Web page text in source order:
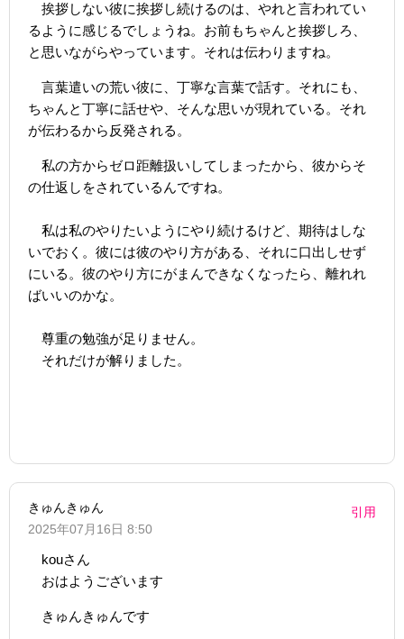
挨拶しない彼に挨拶し続けるのは、やれと言われてい
るように感じるでしょうね。お前もちゃんと挨拶しろ、
と思いながらやっています。それは伝わりますね。
言葉遣いの荒い彼に、丁寧な言葉で話す。それにも、
ちゃんと丁寧に話せや、そんな思いが現れている。それ
が伝わるから反発される。
私の方からゼロ距離扱いしてしまったから、彼からそ
の仕返しをされているんですね。
私は私のやりたいようにやり続けるけど、期待はしな
いでおく。彼には彼のやり方がある、それに口出しせず
にいる。彼のやり方にがまんできなくなったら、離れれ
ばいいのかな。
尊重の勉強が足りません。
それだけが解りました。
きゅんきゅん
2025年07月16日 8:50
引用
kouさん
おはようございます
きゅんきゅんです